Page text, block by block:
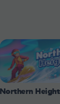
Northern